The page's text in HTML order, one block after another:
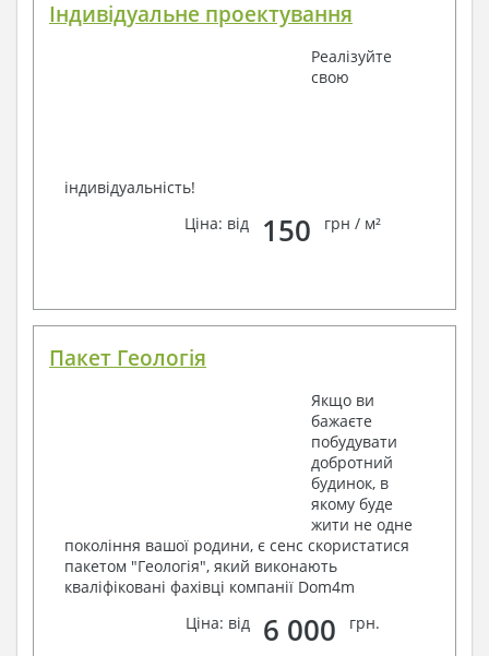
Індивідуальне проектування
Реалізуйте
свою
індивідуальність!
Ціна: від
150 грн / м²
Пакет Геологія
Якщо ви
бажаєте
побудувати
добротний
будинок, в
якому буде
жити не одне
покоління вашої родини, є сенс скористатися
пакетом "Геологія", який виконають
кваліфіковані фахівці компанії Dom4m
Ціна: від
6 000 грн.